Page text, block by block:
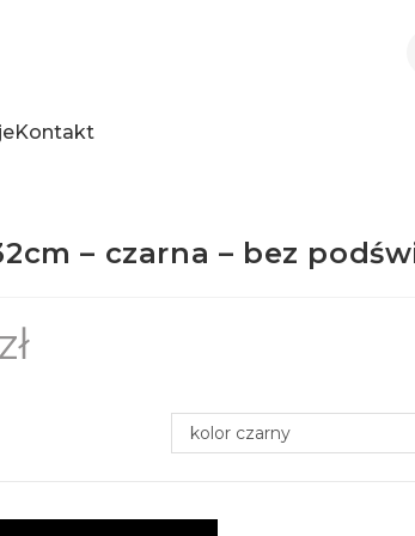
Kontakt
– czarna – bez
zł
kolor czarny